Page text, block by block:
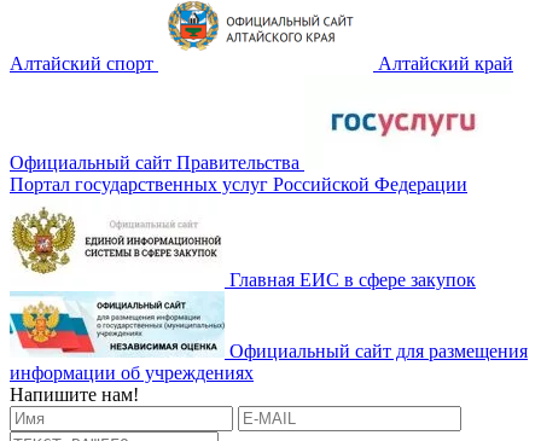
Алтайский спорт Алтайский край
Официальный сайт Правительства
Портал государственных услуг Российской Федерации
Главная ЕИС в сфере закупок
Официальный сайт для размещения
информации об учреждениях
Напишите нам!